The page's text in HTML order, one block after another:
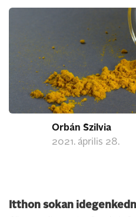
Orbán Szilvia
2021. április 28.
Itthon sokan